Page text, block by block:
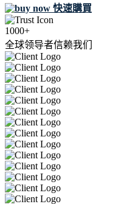
快速購買
1000+
全球领导者信赖我们